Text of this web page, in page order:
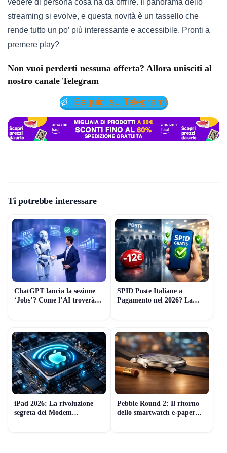
vedere di persona cosa ha da offrire. Il panorama dello
streaming si evolve, e questa novità è un tassello che
rende tutto un po’ più interessante e accessibile. Pronti a
premere play?
Non vuoi perderti nessuna offerta? Allora unisciti al
nostro canale Telegram
Seguici su Telegram!
Ti potrebbe interessare
ChatGPT lancia la sezione
‘Jobs’? Come l’AI troverà
SPID Poste Italiane a
Pagamento nel 2026? La
iPad 2026: La rivoluzione
segreta dei Modem
Pebble Round 2: Il ritorno
dello smartwatch e-paper